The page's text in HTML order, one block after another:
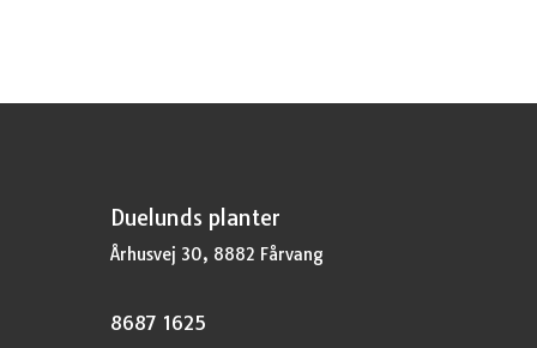
Duelunds planter
Århusvej 30, 8882 Fårvang
8687 1625